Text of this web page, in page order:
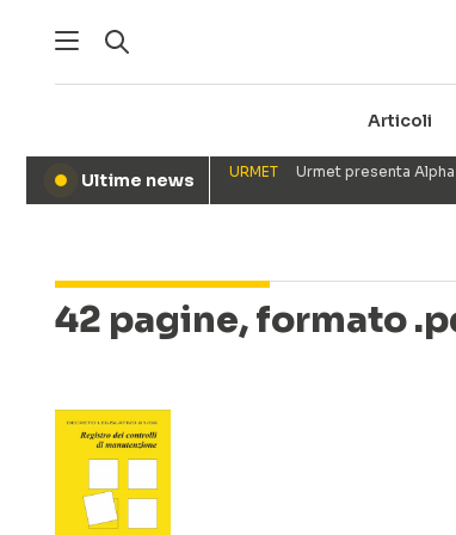
Articoli
● Ultime news URMET Urmet presenta
42 pagine, formato